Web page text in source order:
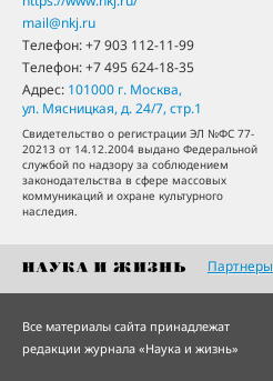
mail@nkj.ru
Телефон:+7 903 112-11-99
Телефон:+7 495 624-18-35
Адрес: 101000 г. Москва,
ул. Мясницкая, д. 24/7, стр.1
Свидетельство о регистрации ЭЛ №ФС 77-
20213 от 14.12.2004 выдано Федеральной
службой по надзору за соблюдением
законодательства в сфере массовых
коммуникаций и охране культурного
наследия.
Партнеры
Все материалы сайта принадлежат
редакции журнала «Наука и жизнь»